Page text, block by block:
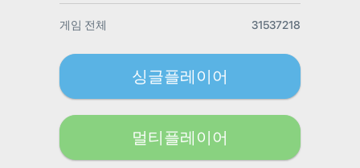
게임 전체 31537218
싱글플레이어
멀티플레이어